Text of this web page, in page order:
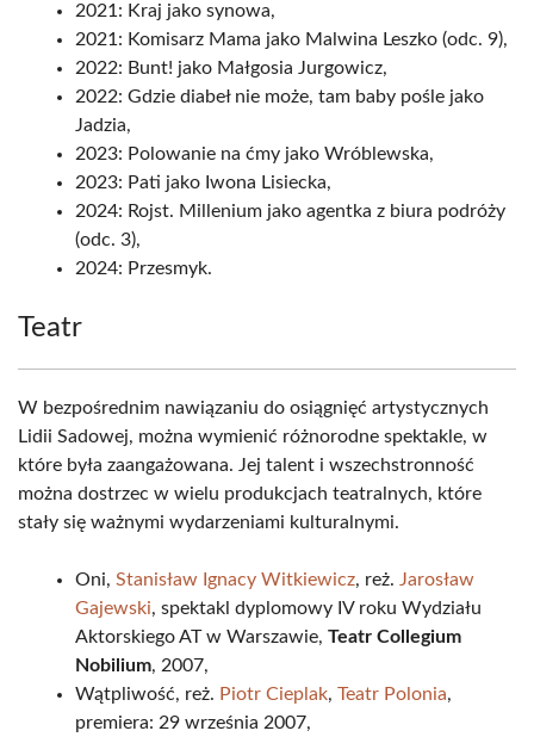
2021: Kraj jako synowa,
2021: Komisarz Mama jako Malwina Leszko (odc. 9),
2022: Bunt! jako Małgosia Jurgowicz,
2022: Gdzie diabeł nie może, tam baby pośle jako
Jadzia,
2023: Polowanie na ćmy jako Wróblewska,
2023: Pati jako Iwona Lisiecka,
2024: Rojst. Millenium jako agentka z biura podróży
(odc. 3),
2024: Przesmyk.
Teatr
W bezpośrednim nawiązaniu do osiągnięć artystycznych
Lidii Sadowej, można wymienić różnorodne spektakle, w
które była zaangażowana. Jej talent i wszechstronność
można dostrzec w wielu produkcjach teatralnych, które
stały się ważnymi wydarzeniami kulturalnymi.
Oni, Stanisław Ignacy Witkiewicz, reż. Jarosław
Gajewski, spektakl dyplomowy IV roku Wydziału
Aktorskiego AT w Warszawie, Teatr Collegium
Nobilium, 2007,
Wątpliwość, reż. Piotr Cieplak, Teatr Polonia,
premiera: 29 września 2007,